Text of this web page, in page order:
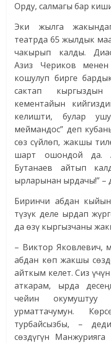
Орду, салмагы бар
Эки жылга
театрда 65 жылдык
чакырып калды.
Азиз Чериков
кошулуп бирге
сактап
кементайын
келишти, булар
меймандос” деп
сөз сүйлөп, жакшы
шарт ошондой да.
Бутанаев айтып
ырларынан ырдачы!” –
Биринчи абдан
түзүк деле ырдап
да өзү кыргызчаны
– Виктор Яковлевич,
абдан көп жакшы
айткым келет. Сиз
аткарам, ырда
чейин
урматтачумун.
турбайсызбы, –
сөздүгүн